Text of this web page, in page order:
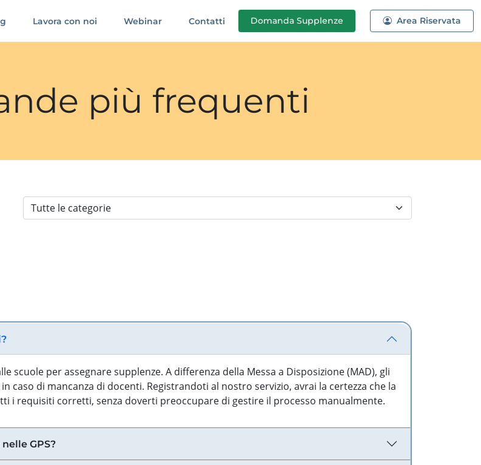
Lavora con noi Webinar Contatti Domanda Supplenze Area Riservata
più frequenti
per assegnare supplenze. A differenza della Messa a Disposizione (MAD), gli
di mancanza di docenti. Registrandoti al nostro servizio, avrai la certezza che la
i requisiti corretti, senza doverti preoccupare di gestire il processo manualmente.
GPS?